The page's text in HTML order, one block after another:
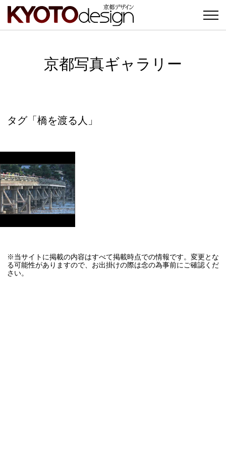
京都写真ギャラリー
タグ「橋を渡る人」
※当サイトに掲載の内容はすべて掲載時点での情報です。変更とな
る可能性がありますので、お出掛けの際は念の為事前にご確認くだ
さい。